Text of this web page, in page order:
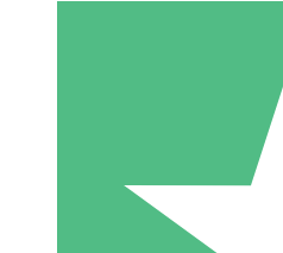
Pacchetti di
Paga a consumo con crediti di